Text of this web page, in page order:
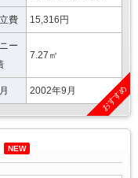
費 15,316円
ー
7.27㎡
2002年9月 おすすめ
NEW